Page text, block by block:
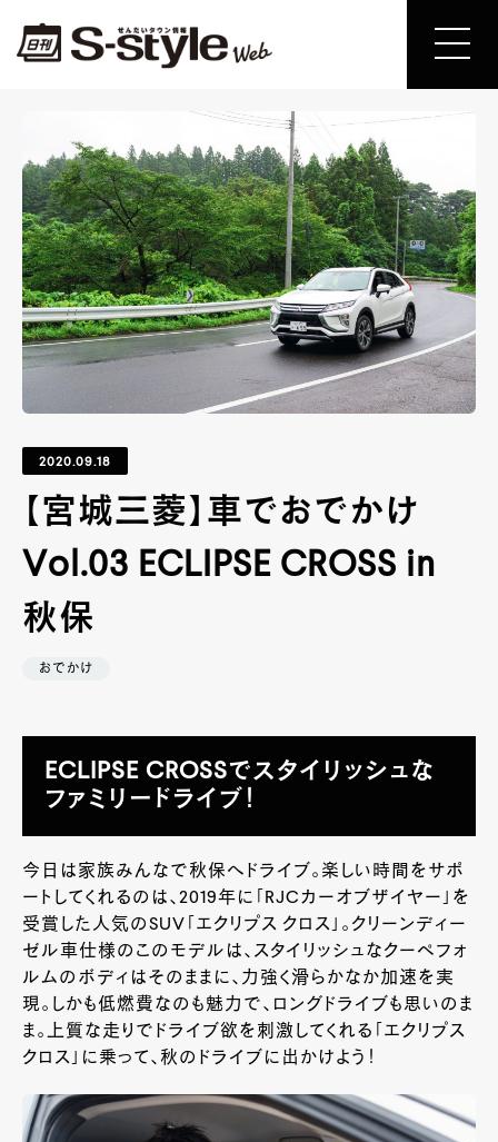
2020.09.18
【宮城三菱】車でおでかけ
Vol.03 ECLIPSE CROSS in
秋保
おでかけ
ECLIPSE CROSSでスタイリッシュな
ファミリードライブ！
今日は家族みんなで秋保へドライブ。楽しい時間をサポ
ートしてくれるのは、2019年に「RJCカーオブザイヤー」を
受賞した人気のSUV「エクリプス クロス」。クリーンディー
ゼル車仕様のこのモデルは、スタイリッシュなクーペフォ
ルムのボディはそのままに、力強く滑らかなか加速を実
現。しかも低燃費なのも魅力で、ロングドライブも思いのま
ま。上質な走りでドライブ欲を刺激してくれる「エクリプス
クロス」に乗って、秋のドライブに出かけよう！